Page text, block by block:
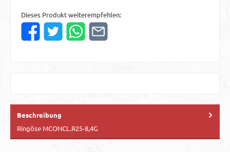
Dieses Produkt weiterempfehlen:
Beschreibung
Ringöse MCONCL.R25-8,4G